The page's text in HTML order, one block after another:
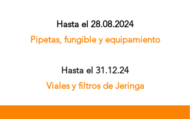
Hasta el 28.08.2024
Pipetas, fungible y equipamiento
Hasta el 31.12.24
Viales y filtros de Jeringa